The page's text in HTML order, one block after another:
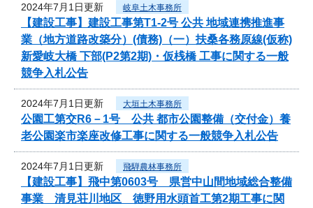
2024年7月1日更新 岐阜土木事務所
【建設工事】建設工事第T1-2号 公共 地域連携推進事
業（地方道路改築分）(債務)（一）扶桑各務原線(仮称)
新愛岐大橋 下部(P2第2期)・仮桟橋 工事に関する一般
競争入札公告
2024年7月1日更新 大垣土木事務所
公園工第交R6－1号 公共 都市公園整備（交付金）養
老公園楽市楽座改修工事に関する一般競争入札公告
2024年7月1日更新 飛騨農林事務所
【建設工事】飛中第0603号 県営中山間地域総合整備
事業 清見荘川地区 徳野用水頭首工第2期工事に関